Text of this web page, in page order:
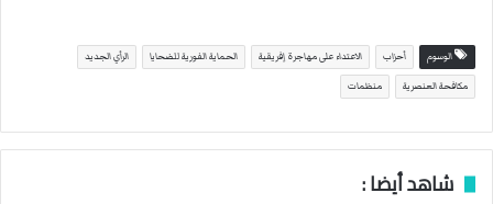
الوسوم أحزاب الاعتداء على مهاجرة إفريقية الحماية الفورية للضحايا الرأي الجديد
مكافحة العنصرية منظمات
شاهد أيضا :